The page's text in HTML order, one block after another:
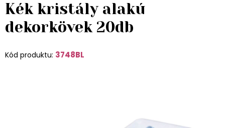
Kék kristály alakú
dekorkövek 20db
Kód produktu: 3748BL